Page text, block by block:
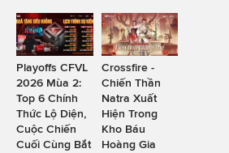
Playoffs CFVL
2026 Mùa 2:
Top 6 Chính
Thức Lộ Diện,
Cuộc Chiến
Cuối Cùng Bắt
Crossfire -
Chiến Thần
Natra Xuất
Hiện Trong
Kho Báu
Hoàng Gia